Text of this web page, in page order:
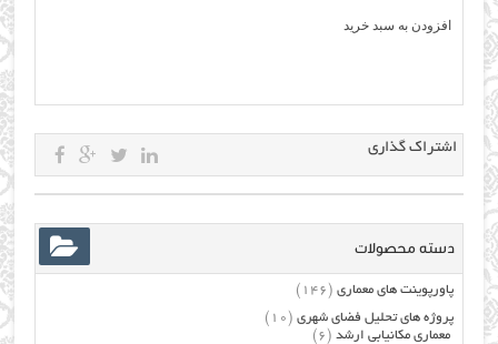
افزودن به سبد خرید
اشتراک گذاری
دسته محصولات
پاورپوینت های معماری (146)
پروژه های تحلیل فضای شهری (10)
معماری مکانیابی ارشد (6)